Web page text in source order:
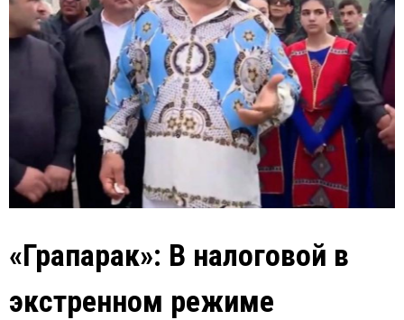
«Грапарак»: В налоговой в
экстренном режиме